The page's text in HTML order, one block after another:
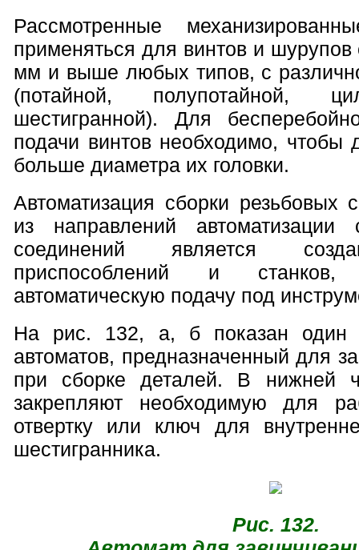
Рассмотренные
применяться для винтов и
мм и выше любых типов, с
(потайной, полупотайной,
шестигранной). Для
подачи винтов необходимо, чтобы
больше диаметра их головки.
Автоматизация сборки резьбовых
из направлений автоматизации
соединений является
приспособлений и станков,
автоматическую подачу под
На рис. 132, а, б показан один
автоматов, предназначенный для
при сборке деталей. В нижней
закрепляют необходимую для
отвертку или ключ для
шестигранника.
Рис. 132.